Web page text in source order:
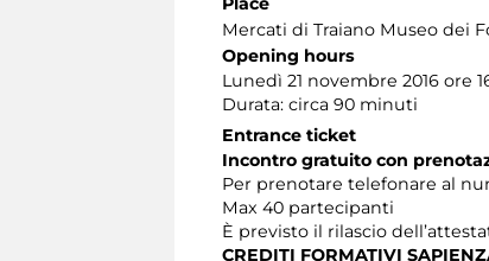
Mercati di Traiano Museo dei
Opening hours
Lunedì 21 novembre 2016 ore
Durata: circa 90 minuti
Entrance ticket
Incontro gratuito con
Per prenotare telefonare al
Max 40 partecipanti
È previsto il rilascio
CREDITI FORMATIVI